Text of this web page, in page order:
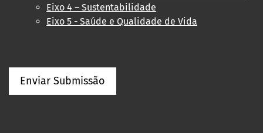
Eixo 4 – Sustentabilidade
Eixo 5 - Saúde e Qualidade de Vida
Enviar Submissão